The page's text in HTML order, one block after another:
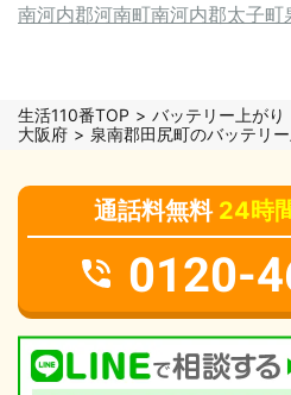
南河内郡河南町南河内郡太子町
生活110番TOP バッテリー上がり
大阪府
泉南郡田尻町のバッテリ
通話料無料 24時
0120-